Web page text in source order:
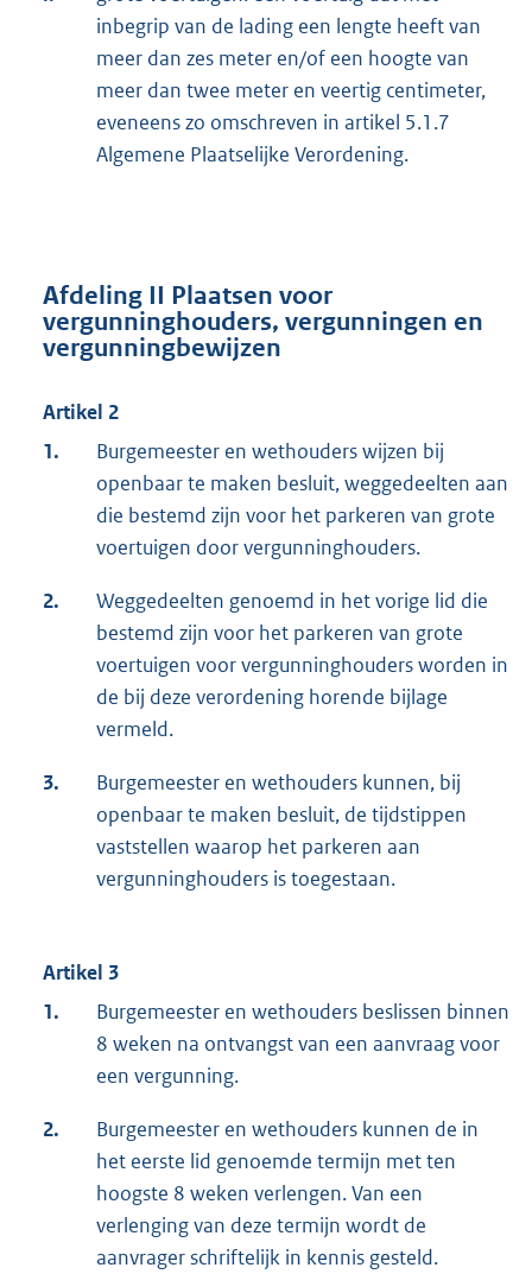
inbegrip van de lading een lengte heeft van
meer dan zes meter en/of een hoogte van
meer dan twee meter en veertig centimeter,
eveneens zo omschreven in artikel 5.1.7
Algemene Plaatselijke Verordening.
Afdeling II Plaatsen voor
vergunninghouders, vergunningen en
vergunningbewijzen
Artikel 2
1.
Burgemeester en wethouders wijzen bij
openbaar te maken besluit, weggedeelten aan
die bestemd zijn voor het parkeren van grote
voertuigen door vergunninghouders.
2.
Weggedeelten genoemd in het vorige lid die
bestemd zijn voor het parkeren van grote
voertuigen voor vergunninghouders worden in
de bij deze verordening horende bijlage
vermeld.
3.
Burgemeester en wethouders kunnen, bij
openbaar te maken besluit, de tijdstippen
vaststellen waarop het parkeren aan
vergunninghouders is toegestaan.
Artikel 3
1.
Burgemeester en wethouders beslissen binnen
8 weken na ontvangst van een aanvraag voor
een vergunning.
2.
Burgemeester en wethouders kunnen de in
het eerste lid genoemde termijn met ten
hoogste 8 weken verlengen. Van een
verlenging van deze termijn wordt de
aanvrager schriftelijk in kennis gesteld.